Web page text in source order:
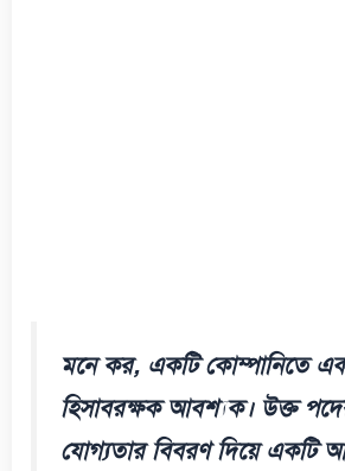
মনে কর, একটি কোম্পানিতে
হিসাবরক্ষক আবশ্যক। উক্ত
যোগ্যতার বিবরণ দিয়ে একটি